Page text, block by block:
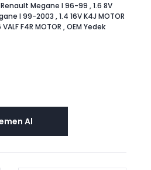
Renault Megane I 96-99 ,1.6 8V
I 99-2003 ,1.4 16V K4J MOTOR
VALF F4R MOTOR ,OEM Yedek
Al